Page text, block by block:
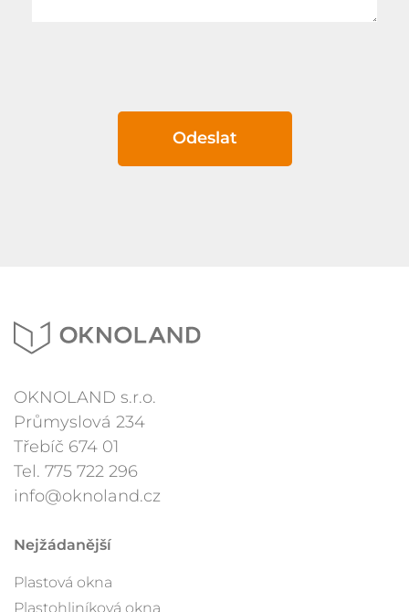
Odeslat
OKNOLAND s.r.o.
Průmyslová 234
Třebíč 674 01
Tel. 775 722 296
info@oknoland.cz
Nejžádanější
Plastová okna
Plastohliníková okna